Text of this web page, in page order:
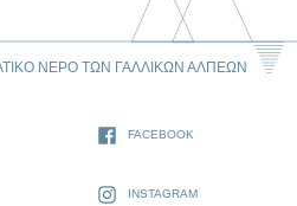
ΝΕΡΌ ΤΩΝ ΓΑΛΛΙΚΏΝ ΆΛΠΕΩΝ
FACEBOOK
INSTAGRAM